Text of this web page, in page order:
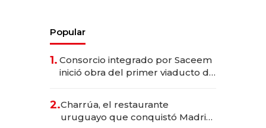
Popular
1. Consorcio integrado por Saceem
inició obra del primer viaducto de
millones
2.Charrúa, el restaurante
uruguayo que conquistó Madrid: